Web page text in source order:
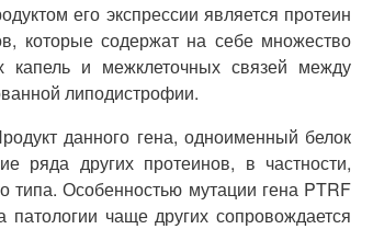
его экспрессии является протеин
которые содержат на себе множество
и межклеточных связей между
липодистрофии.
данного гена, одноименный белок
ряда других протеинов, в частности,
типа. Особенностью мутации гена PTRF
чаще других сопровождается